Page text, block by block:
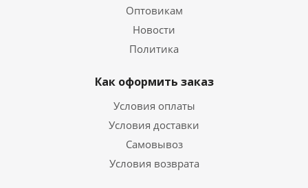
Оптовикам
Новости
Политика
Как оформить заказ
Условия оплаты
Условия доставки
Самовывоз
Условия возврата